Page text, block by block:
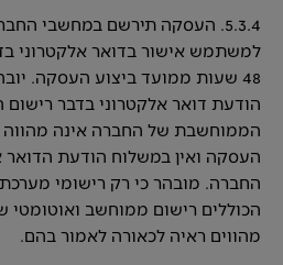
5.3.4. העסקה תירשם במחשבי
למשתמש אישור בדואר אלקטרוני
48 שעות ממועד ביצוע העסקה.
הודעת דואר אלקטרוני בדבר
הממוחשבת של החברה אינה
העסקה ואין במשלוח הודעת הדואר
החברה. מובהר כי רק רישומי
הכוללים רישום ממוחשב ואוטומטי
מהווים ראיה לכאורה לאמור בהם.